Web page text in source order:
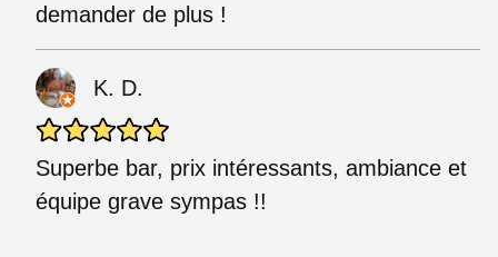
demander de plus !
K. D.
Superbe bar, prix intéressants, ambiance et
équipe grave sympas !!